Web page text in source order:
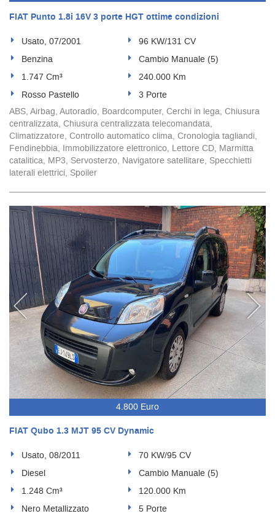
FIAT Punto 1.8i 16V 3 porte HGT ottime condizioni
Usato, 07/2001
96 KW/131 CV
Benzina
Cambio Manuale (5)
1.747 Cm³
240.000 Km
Rosso Pastello
3 Porte
ABS, Airbag, Autoradio, Boardcomputer, Cerchi in lega, Chiusura
centralizzata, Chiusura centralizzata telecomandata,
Climatizzatore, Controllo automatico clima, Cronologia tagliandi,
Fendinebbia, Immobilizzatore elettronico, Lettore CD, Marmitta
catalitica, MP3, Servosterzo, Navigatore satellitare, Specchietti
laterali elettrici, Spoiler
4.800 Euro
FIAT Qubo 1.3 MJT 95 CV Dynamic
Usato, 08/2011
70 KW/95 CV
Diesel
Cambio Manuale (5)
1.248 Cm³
120.000 Km
Nero Metallizzato
5 Porte